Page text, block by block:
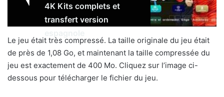
4K Kits complets et
transfert version
Le jeu était très compressé. La taille originale du jeu était
de près de 1,08 Go, et maintenant la taille compressée du
jeu est exactement de 400 Mo. Cliquez sur l’image ci-
dessous pour télécharger le fichier du jeu.